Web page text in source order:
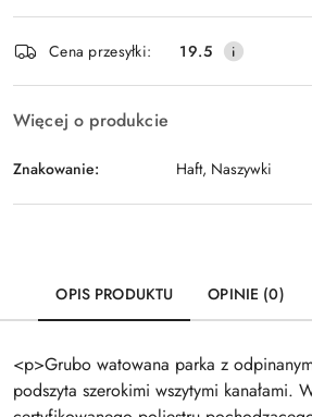
Wyślij
i
dostawa
Cena przesyłki: 19.5
Więcej o produkcie
Znakowanie: Haft, Naszywki
OPIS PRODUKTU OPINIE (0)
<p>Grubo watowana parka z
podszyta szerokimi wszytymi kanałami.